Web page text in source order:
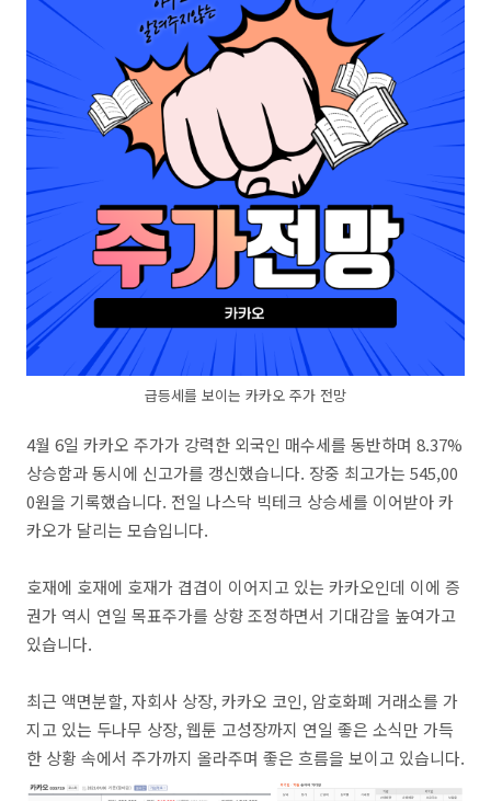
급등세를 보이는 카카오 주가 전망
4월 6일 카카오 주가가 강력한 외국인 매수세를 동반하며 8.37%
상승함과 동시에 신고가를 갱신했습니다. 장중 최고가는 545,00
0원을 기록했습니다. 전일 나스닥 빅테크 상승세를 이어받아 카
카오가 달리는 모습입니다.
호재에 호재에 호재가 겹겹이 이어지고 있는 카카오인데 이에 증
권가 역시 연일 목표주가를 상향 조정하면서 기대감을 높여가고
있습니다.
최근 액면분할, 자회사 상장, 카카오 코인, 암호화폐 거래소를 가
지고 있는 두나무 상장, 웹툰 고성장까지 연일 좋은 소식만 가득
한 상황 속에서 주가까지 올라주며 좋은 흐름을 보이고 있습니다.